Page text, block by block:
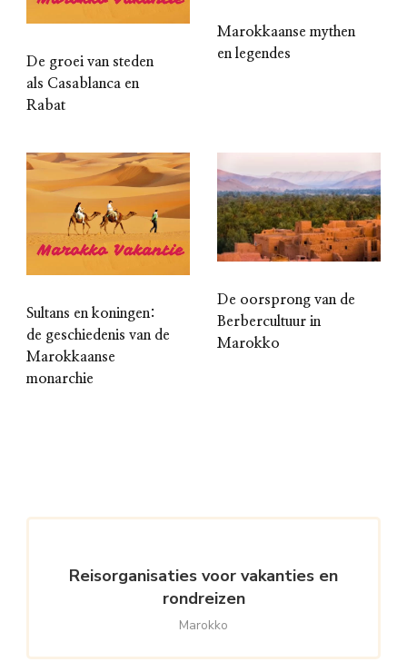
De groei van steden
als Casablanca en
Rabat
Marokkaanse mythen
en legendes
Sultans en koningen:
de geschiedenis van de
Marokkaanse
monarchie
De oorsprong van de
Berbercultuur in
Marokko
Reisorganisaties voor vakanties en
rondreizen
Marokko